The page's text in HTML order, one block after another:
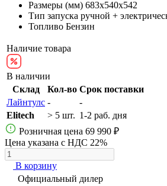
Размеры (мм) 683х540х542
Тип запуска ручной +
Топливо Бензин
Наличие товара
В наличии
Склад
Кол-во Срок поставки
Лайнтулс -
-
Elitech
> 5 шт. 1-2 раб. дня
Розничная цена 69 990 ₽
Цена указана с НДС 22%
В корзину
Официальный дилер